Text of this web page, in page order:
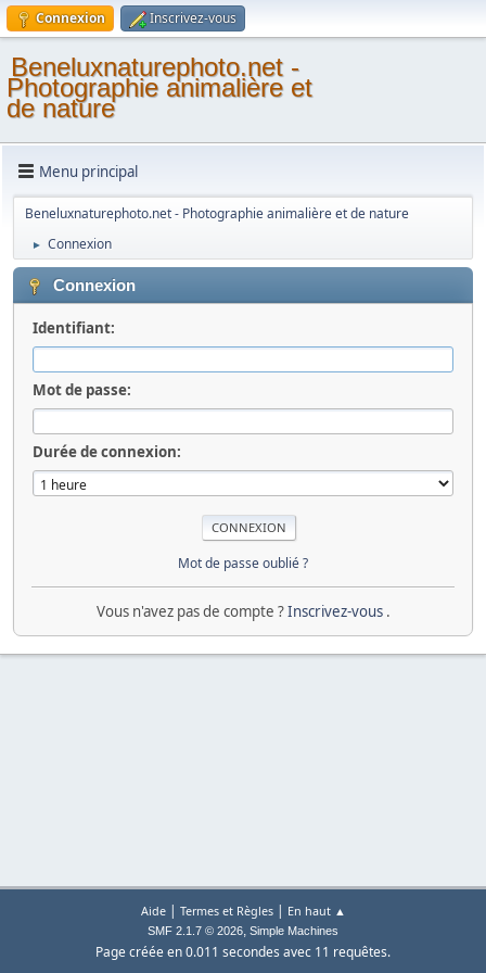
Connexion Inscrivez-vous
Beneluxnaturephoto.net -
Photographie animalière et
de nature
Menu principal
Beneluxnaturephoto.net - Photographie animalière et de nature
► Connexion
Connexion
Identifiant:
Mot de passe:
Durée de connexion:
Mot de passe oublié ?
Vous n'avez pas de compte ?Inscrivez-vous .
Aide| Termes et Règles| En haut ▲
SMF 2.1.7 © 2026, Simple Machines
Page créée en 0.011 secondes avec 11 requêtes.